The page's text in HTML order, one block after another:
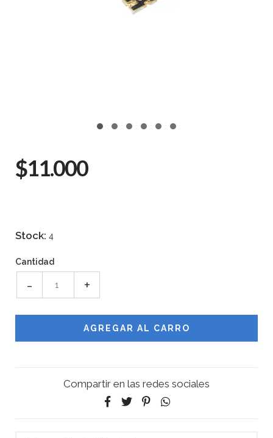
$11.000
Stock: 4
Cantidad
- +
Compartir en las redes sociales